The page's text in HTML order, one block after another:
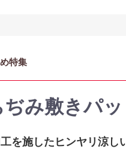
特集
ぢみ敷きパ
を施したヒンヤリ涼し